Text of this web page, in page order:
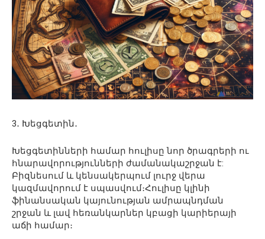
3․ Խեցգետին․
Խեցգետինների համար հուլիսը նոր ծրագրերի ու
հնարավորությունների ժամանակաշրջան է:
Բիզնեսում և կենսակերպում լուրջ վերա
կազմավորում է սպասվում։Հուլիսը կլինի
ֆինանսական կայունության ամրապնդման
շրջան և լավ հեռանկարներ կբացի կարիերայի
աճի համար։